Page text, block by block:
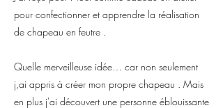
pour confectionner et apprendre la réalisation
de chapeau en feutre .
Quelle merveilleuse idée… car non seulement
j,ai appris à créer mon propre chapeau . Mais
en plus j'ai découvert une personne éblouissante